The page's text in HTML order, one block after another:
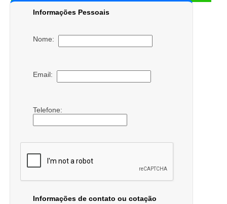
Informações Pessoais
Nome:
Email:
Telefone:
Informações de contato ou cotação